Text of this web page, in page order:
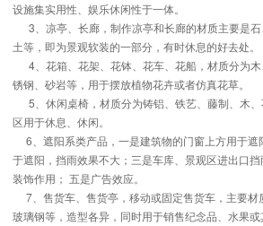
设施集实用性、娱乐休闲性于一体。
3、凉亭、长廊，制作凉亭和长廊的材质主要是石
土等，即为景观软装的一部分，有时休息的好去处。
4、花箱、花架、花钵、花车、花船，材质分为木
锈钢、砂岩等，用于摆放植物花卉或者仿真花草。
5、休闲桌椅，材质分为铸铝、铁艺、藤制、木、
区用于休息、休闲。
6、遮阳系类产品，一是建筑物的门窗上方用于遮
于遮阳，挡雨效果不大；三是车库、景观区进出口
装饰作用； 五是广告效应。
7、售货车、售货亭，移动或固定售货车，主要材
玻璃钢等，造型各异，同时用于销售纪念品、水果或